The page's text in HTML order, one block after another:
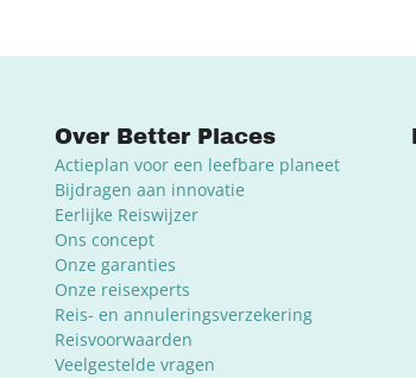
Over Better Places
Actieplan voor een leefbare planeet
Bijdragen aan innovatie
Eerlijke Reiswijzer
Ons concept
Onze garanties
Onze reisexperts
Reis- en annuleringsverzekering
Reisvoorwaarden
Veelgestelde vragen